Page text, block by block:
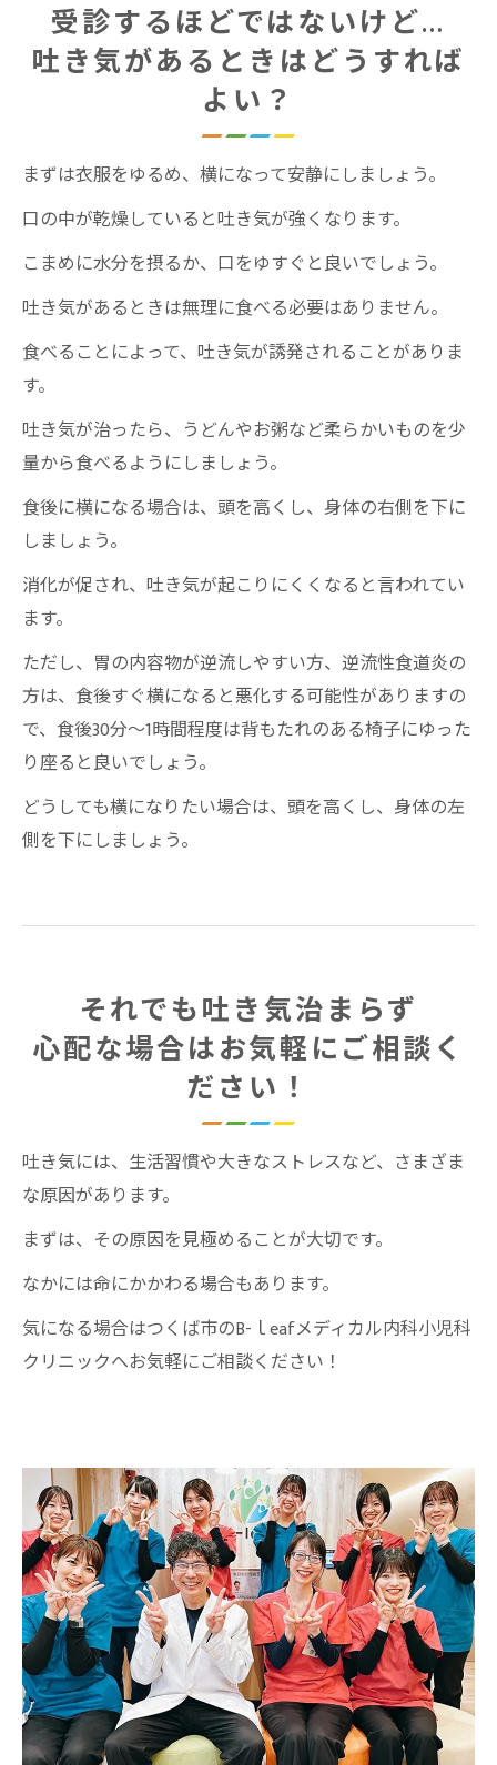
受診するほどではないけど…
吐き気があるときはどうすれば
よい？
まずは衣服をゆるめ、横になって安静にしましょう。
口の中が乾燥していると吐き気が強くなります。
こまめに水分を摂るか、口をゆすぐと良いでしょう。
吐き気があるときは無理に食べる必要はありません。
食べることによって、吐き気が誘発されることがありま
す。
吐き気が治ったら、うどんやお粥など柔らかいものを少
量から食べるようにしましょう。
食後に横になる場合は、頭を高くし、身体の右側を下に
しましょう。
消化が促され、吐き気が起こりにくくなると言われてい
ます。
ただし、胃の内容物が逆流しやすい方、逆流性食道炎の
方は、食後すぐ横になると悪化する可能性がありますの
で、食後30分～1時間程度は背もたれのある椅子にゆった
り座ると良いでしょう。
どうしても横になりたい場合は、頭を高くし、身体の左
側を下にしましょう。
それでも吐き気治まらず
心配な場合はお気軽にご相談く
ださい！
吐き気には、生活習慣や大きなストレスなど、さまざま
な原因があります。
まずは、その原因を見極めることが大切です。
なかには命にかかわる場合もあります。
気になる場合はつくば市のB-ｌeafメディカル内科小児科
クリニックへお気軽にご相談ください！